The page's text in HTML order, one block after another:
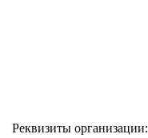
Реквизиты организации: